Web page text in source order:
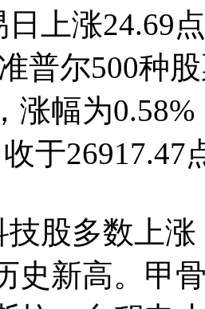
日上涨24.69
普尔500种
涨幅为
于26917.47
多数上涨
史新高。甲